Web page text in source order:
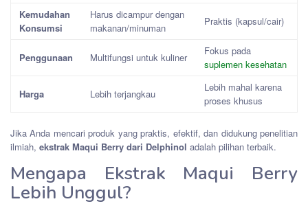
Kemudahan
Konsumsi
Harus dicampur dengan
makanan/minuman
Praktis (kapsul/cair)
Penggunaan Multifungsi untuk kuliner
Fokus pada
suplemen kesehatan
Harga Lebih terjangkau
Lebih mahal karena
proses khusus
Jika Anda mencari produk yang praktis, efektif, dan didukung penelitian
ilmiah, ekstrak Maqui Berry dari Delphinol adalah pilihan terbaik.
Mengapa Ekstrak Maqui Berry
Lebih Unggul?